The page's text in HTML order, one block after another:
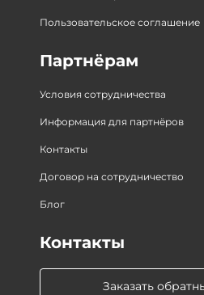
Пользовательское соглашение
Партнёрам
Условия сотрудничества
Информация для партнёров
Контакты
Договор на сотрудничество
Блог
Заказать
Контакты